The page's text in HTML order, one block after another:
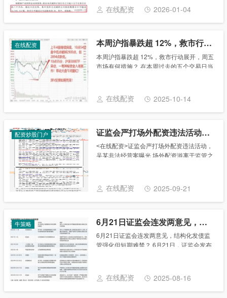
持股票市值近5000亿元......
在线配资 2026-01-04
在线配资 本周沪指暴跌超 12%，救市行动展开，周五市场有何措施？
本周沪指暴跌超 12%，救市行动展开，周五
市场有何措施？ 在本周过去的五个交易日当
1992年以来最大跌幅。从上周末开始，为
了......
在线配资 2025-10-14
配资炒股门户 证监会严打场外配资违法活动，吴某非法经营案曝光
˂在线配资˃证监会严打场外配资违法活动，
吴某非法经营案曝光 场外配资游离于监管之
来，证监会支持配合公安、司法机关查处判
决了一批......
在线配资 2025-09-21
牛策略 6月21日证监会连发两意见，结构化发债监管强化但短期难禁？
6月21日证监会连发两意见，结构化发债监
管强化但短期难禁？ 6月21日，证监会发布
业质量的指导意见》。两份意见均有“禁止结
构......
在线配资 2025-08-16